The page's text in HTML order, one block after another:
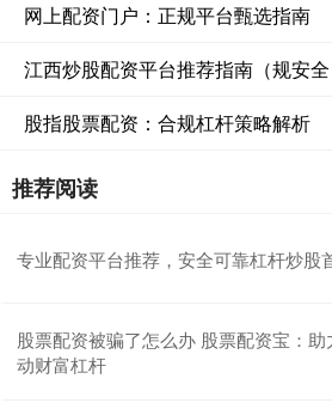
网上配资门户：正规平台甄选指南
江西炒股配资平台推荐指南（规安全
股指股票配资：合规杠杆策略解析
推荐阅读
专业配资平台推荐，安全可靠杠杆炒股
股票配资被骗了怎么办 股票配资宝：
动财富杠杆